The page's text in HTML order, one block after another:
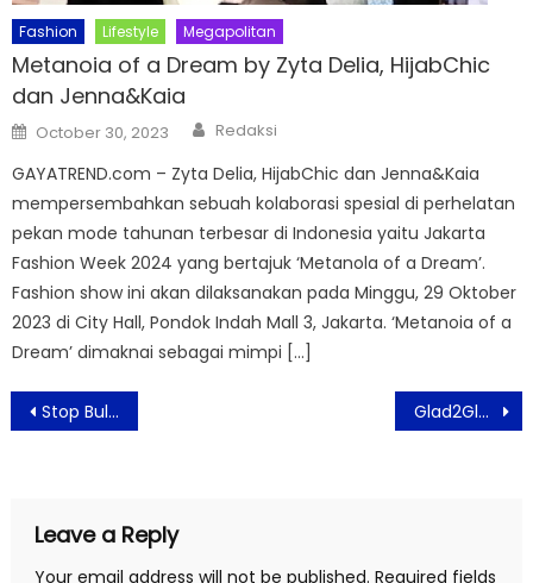
Fashion Lifestyle Megapolitan
Metanoia of a Dream by Zyta Delia, HijabChic
dan Jenna&Kaia
Posted
on
October 30, 2023 Author
Redaksi
GAYATREND.com – Zyta Delia, HijabChic dan Jenna&Kaia
mempersembahkan sebuah kolaborasi spesial di perhelatan
pekan mode tahunan terbesar di Indonesia yaitu Jakarta
Fashion Week 2024 yang bertajuk ‘Metanola of a Dream’.
Fashion show ini akan dilaksanakan pada Minggu, 29 Oktober
2023 di City Hall, Pondok Indah Mall 3, Jakarta. ‘Metanoia of a
Dream’ dimaknai sebagai mimpi […]
Post
navigation
Stop Bullying! Muscle First Speak Up Tentang Hujatan terhadap BA-nya Glad2Glow Luncurkan Perfect Cover Cushion dengan Kandungan Skincare yang Cocok untuk Kulit Indonesia
Leave a Reply
Your email address will not be published. Required fields